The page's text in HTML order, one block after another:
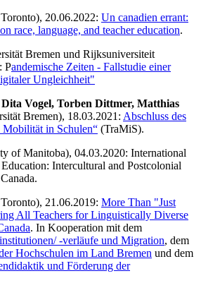
20.06.2022: Un canadien errant:
race, language, and teacher education.
Bremen und Rijksuniversiteit
Pandemische Zeiten - Fallstudie einer
Ungleichheit"
Vogel, Torben Dittmer, Matthias
Bremen), 18.03.2021: Abschluss des
Mobilität in Schulen“ (TraMiS).
of Manitoba), 04.03.2020: International
Intercultural and Postcolonial
21.06.2019: More Than "Just
All Teachers for Linguistically Diverse
. In Kooperation mit dem
-verläufe und Migration, dem
Hochschulen im Land Bremen und dem
und Förderung der